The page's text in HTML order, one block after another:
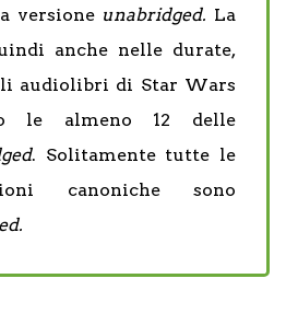
versione unabridged. La
anche nelle durate,
audiolibri di Star Wars
le almeno 12 delle
. Solitamente tutte le
canoniche sono